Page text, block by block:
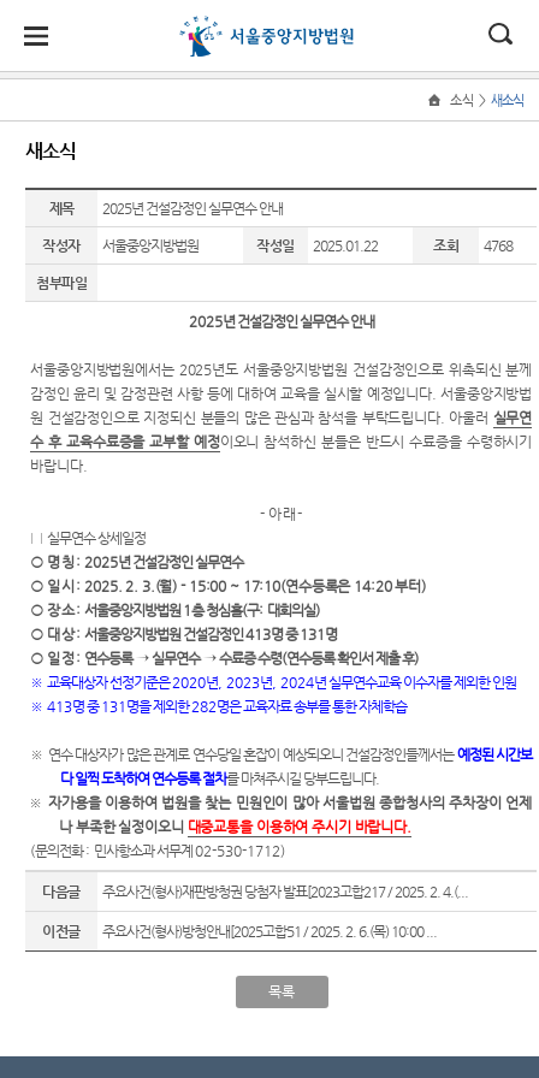
법원
소개
법원장
인사말
연혁
호
재판개
정 및 법
정안내
등기국/
소
청사안
내
찾아오
서울법
원조정
센터
보안검
색
소식
새소식
우리법
원 주요
판결
사이버
홍보관
E-mail
Club
련 재판
영상
민원
민원안
내
법률상
담안내
유관기
관안내
장애인·
외국인
위한 우
선지원
센터
(종합민
원지원
센터 상
담예약)
판 전용
법정 사
용
신청 안
내
영상재
안내
음
정보
지식재
산 전문
재판부
IP
Chambers
담재판
부
사건검
색
공신청
판결서
인터넷
열람
원안내
소통
법원에
바란다
부조리
신고센
터
학
생생 법
원체험
기
도
정보공
개
온라인
방청 신
청
소식 > 새소식
새소식
제목 2025년 건설감정인 실무연수 안내
작성자 서울중앙지방법원 작성일 2025.01.22 조회 4768
첨부파일
2025년 건설감정인 실무연수 안내
서울중앙지방법원에서는 2025년도 서울중앙지방법원 건설감정인으로 위촉되신 분께
감정인 윤리 및 감정관련 사항 등에 대하여 교육을 실시할 예정입니다.서울중앙지방법
원 건설감정인으로 지정되신 분들의 많은 관심과 참석을 부탁드립니다. 아울러 실무연
수 후 교육수료증을 교부할 예정이오니 참석하신 분들은 반드시 수료증을 수령하시기
바랍니다.
- 아 래-
□실무연수 상세일정
○ 명 칭: 2025년 건설감정인 실무연수
○ 일 시 : 2025. 2. 3.(월) - 15:00 ~ 17:10(연수등록은 14:20부터)
○ 장 소:서울중앙지방법원 1층 청심홀(구: 대회의실)
○ 대 상:서울중앙지방법원 건설감정인413명 중131 명
○ 일 정: 연수등록 → 실무연수 →수료증 수령(연수등록 확인서 제출 후)
※ 교육대상자 선정기준은2020년, 2023년, 2024년 실무연수교육 이수자를 제외한 인원
※ 413명 중131 명을 제외한282명은 교육자료 송부를 통한 자체학습
※ 연수 대상자가 많은 관계로 연수당일 혼잡이 예상되오니 건설감정인들께서는예정된 시간보
다 일찍 도착하여 연수등록 절차를 마쳐주시길 당부드립니다.
※ 자가용을 이용하여 법원을 찾는 민원인이 많아 서울법원 종합청사의 주차장이 언제
나 부족한 실정이오니 대중교통을 이용하여 주시기 바랍니다.
(문의전화: 민사항소과 서무계 02-530-1712)
다음글 주요사건(형사)재판방청권 당첨자 발표[2023고합217 / 2025. 2. 4.(...
이전글 주요사건(형사)방청안내[2025고합51 / 2025. 2. 6.(목) 10:00 ...
목록
원
정
보
소